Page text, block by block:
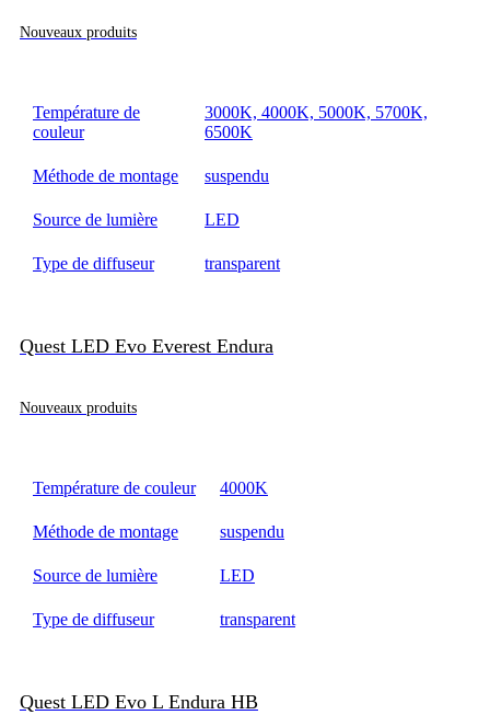
Nouveaux produits
Température de
couleur
3000K, 4000K, 5000K, 5700K,
6500K
Méthode de montage suspendu
Source de lumière LED
Type de diffuseur transparent
Quest LED Evo Everest Endura
Nouveaux produits
Température de couleur 4000K
Méthode de montage suspendu
Source de lumière LED
Type de diffuseur transparent
Quest LED Evo L Endura HB